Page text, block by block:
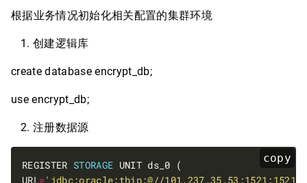
根据业务情况初始化相关配置的集群环境
创建逻辑库
create database encrypt_db;
use encrypt_db;
注册数据源
copy
REGISTER STORAGE
URL ='jdbc:oracle:thin:@//101.237.35.53:1521:1521/